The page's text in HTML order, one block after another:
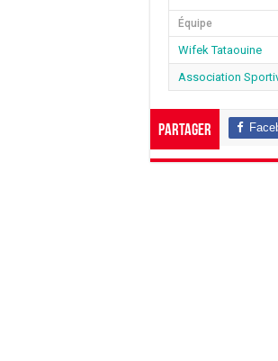
Équipe
Wifek Tataouine
Association
Partager